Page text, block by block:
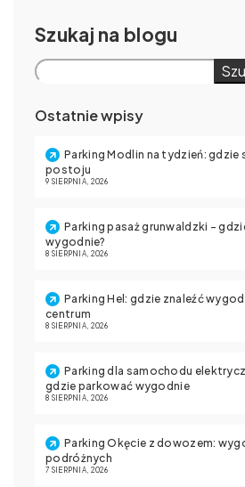
Szukaj
Ostatnie wpisy
Parking Modlin na tydzień:
postoju
9 SIERPNIA, 2026
Parking pasaż grunwaldzki –
wygodnie?
8 SIERPNIA, 2026
Parking Hel: gdzie znaleźć
centrum
8 SIERPNIA, 2026
Parking dla samochodu
gdzie parkować wygodnie
8 SIERPNIA, 2026
Parking Okęcie z dowozem:
podróżnych
7 SIERPNIA, 2026